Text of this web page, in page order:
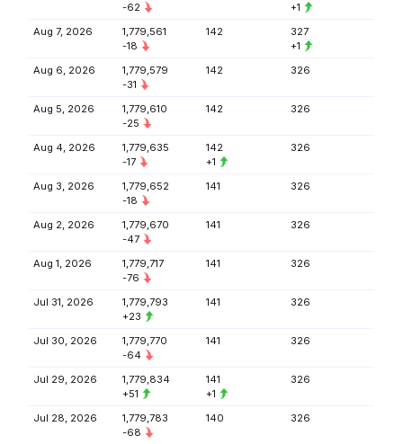
-62
+1
Aug 7, 2026
1,779,561
-18
142
327
+1
Aug 6, 2026
1,779,579
-31
142 326
Aug 5, 2026
1,779,610
-25
142 326
Aug 4, 2026
1,779,635
-17
142
+1
326
Aug 3, 2026
1,779,652
-18
141 326
Aug 2, 2026
1,779,670
-47
141 326
Aug 1, 2026
1,779,717
-76
141 326
Jul 31, 2026
1,779,793
+23
141 326
Jul 30, 2026
1,779,770
-64
141 326
Jul 29, 2026
1,779,834
+51
141
+1
326
Jul 28, 2026
1,779,783
-68
140 326